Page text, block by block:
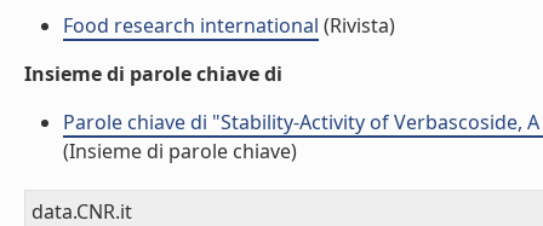
Food research international (Rivista)
Insieme di parole chiave di
Parole chiave di "Stability-Activity of
(Insieme di parole chiave)
data.CNR.it